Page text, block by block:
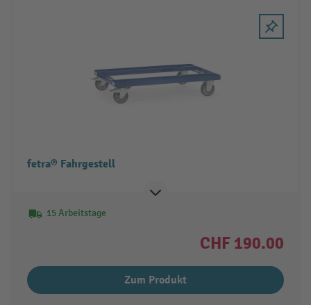
fetra® Fahrgestell
15 Arbeitstage
CHF 190.00
Zum Produkt